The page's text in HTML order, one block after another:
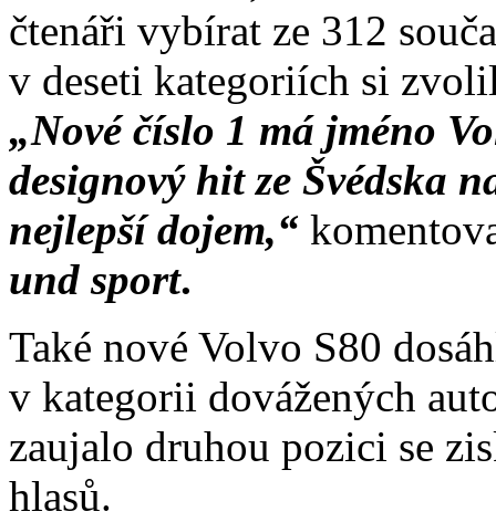
čtenáři vybírat ze 312
v deseti kategoriích si
„Nové číslo 1 má jméno
designový hit ze Švédska
nejlepší dojem,“
und sport.
Také nové Volvo S80
v kategorii dovážených
zaujalo druhou pozici se
hlasů.